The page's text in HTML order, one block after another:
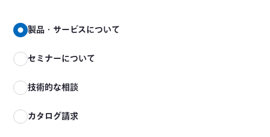
製品・サービスについて
セミナーについて
技術的な相談
カタログ請求